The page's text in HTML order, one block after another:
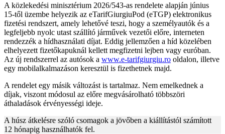
A közlekedési minisztérium 2026/543-as rendelete alapján június
15-től üzembe helyezik az eTarifGiurgiuPod (eTGP) elektronikus
fizetési rendszert, amely lehetővé teszi, hogy a személyautók és a
legfeljebb nyolc utast szállító járművek vezetői előre, interneten
rendezzék a hídhasználati díjat. Eddig jellemzően a híd közelében
elhelyezett fizetőkapuknál kellett megfizetni lejben vagy euróban.
Az új rendszerrel az autósok a www.e-tarifgiurgiu.ro oldalon, illetve
egy mobilalkalmazáson keresztül is fizethetnek majd.
A rendelet egy másik változást is tartalmaz. Nem emelkednek a
díjak, viszont módosul az előre megvásárolható többszöri
áthaladások érvényességi ideje.
A húsz átkelésre szóló csomagok a jövőben a kiállítástól számított
12 hónapig használhatók fel.